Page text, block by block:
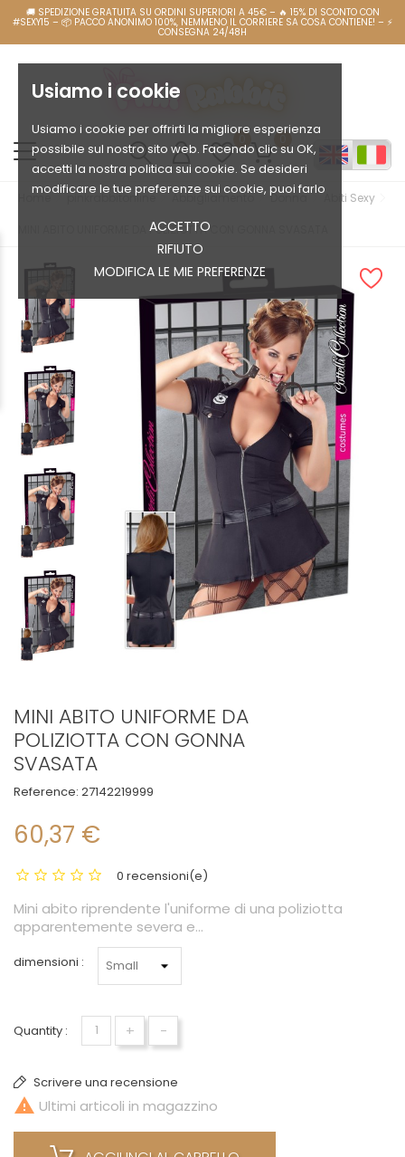
Usiamo i cookie
Usiamo i cookie per offrirti la migliore esperienza
possibile sul nostro sito web. Facendo clic su OK,
accetti la nostra politica sui cookie. Se desideri
modificare le tue preferenze sui cookie, puoi farlo
ACCETTO
RIFIUTO
MODIFICA LE MIE PREFERENZE
Home pinkrabbitonline Abbigliamento Donna Abiti Sexy
MINI ABITO UNIFORME DA POLIZIOTTA CON GONNA SVASATA
MINI ABITO UNIFORME DA
POLIZIOTTA CON GONNA
SVASATA
Reference: 27142219999
60,37 €
0 recensioni(e)
Mini abito riprendente l'uniforme di una poliziotta
apparentemente severa e...
dimensioni :
Quantity : + -
Scrivere una recensione
 Ultimi articoli in magazzino